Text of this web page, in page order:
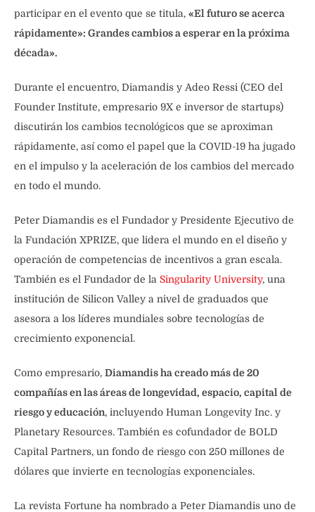
participar en el evento que se titula, «El futuro se acerca
rápidamente»: Grandes cambios a esperar en la próxima
década».
Durante el encuentro, Diamandis y Adeo Ressi (CEO del
Founder Institute, empresario 9X e inversor de startups)
discutirán los cambios tecnológicos que se aproximan
rápidamente, así como el papel que la COVID-19 ha jugado
en el impulso y la aceleración de los cambios del mercado
en todo el mundo.
Peter Diamandis es el Fundador y Presidente Ejecutivo de
la Fundación XPRIZE, que lidera el mundo en el diseño y
operación de competencias de incentivos a gran escala.
También es el Fundador de la Singularity University, una
institución de Silicon Valley a nivel de graduados que
asesora a los líderes mundiales sobre tecnologías de
crecimiento exponencial.
Como empresario, Diamandis ha creado más de 20
compañías en las áreas de longevidad, espacio, capital de
riesgo y educación, incluyendo Human Longevity Inc. y
Planetary Resources. También es cofundador de BOLD
Capital Partners, un fondo de riesgo con 250 millones de
dólares que invierte en tecnologías exponenciales.
La revista Fortune ha nombrado a Peter Diamandis uno de